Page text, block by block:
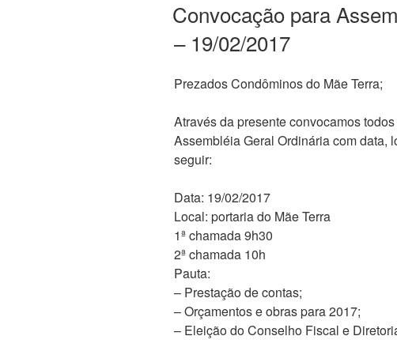
Convocação para
– 19/02/2017
Prezados Condôminos do Mãe Terra;
Através da presente convocamos
Assembléia Geral Ordinária com data,
seguir:
Data: 19/02/2017
Local: portaria do Mãe Terra
1ª chamada 9h30
2ª chamada 10h
Pauta:
– Prestação de contas;
– Orçamentos e obras para 2017;
– Eleição do Conselho Fiscal e